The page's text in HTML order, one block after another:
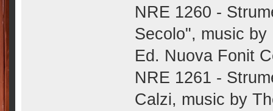
NRE 1260 -
Secolo", music
Ed. Nuova Fonit
NRE 1261 -
Calzi, music by